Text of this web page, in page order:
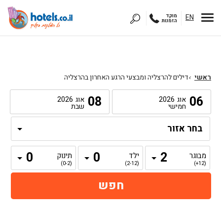
EN מוקד
הזמנות
ראשי ›דילים להרצליה ומבצעי הרגע האחרון בהרצליה
06 אוג 2026
חמישי 08 אוג 2026
שבת
מבוגר
(12+)
ילד
(2-12)
תינוק
(0-2)